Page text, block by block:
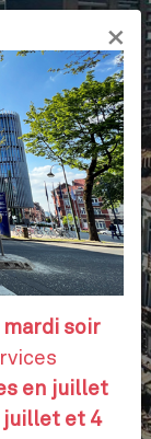
FR
×
mardi soir
en juillet
juillet et 4